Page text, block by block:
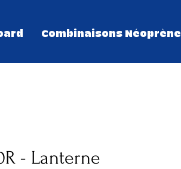
Combinaisons Néoprène
- Lanterne